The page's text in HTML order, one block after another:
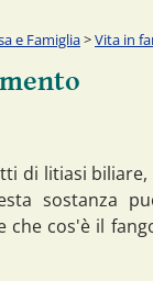
e Famiglia>Vita in
di litiasi
sostanza
che cos'è il